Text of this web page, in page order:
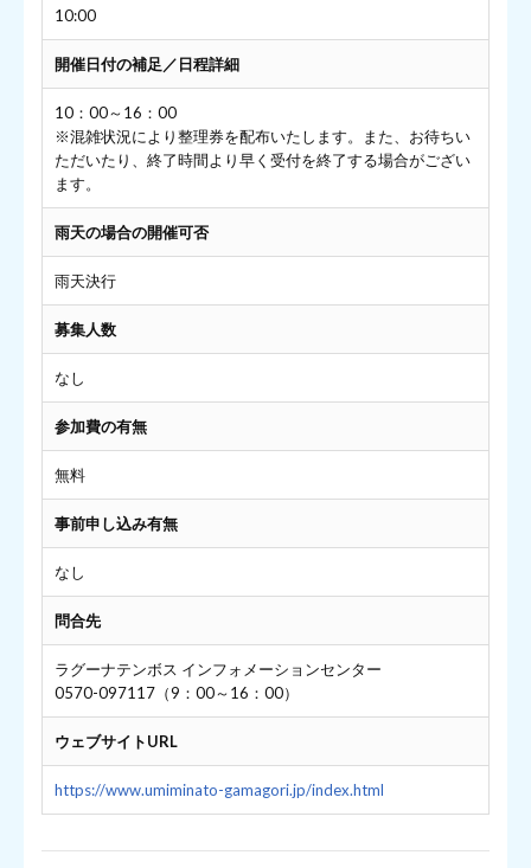
10:00
開催日付の補足／日程詳細
10：00～16：00
※混雑状況により整理券を配布いたします。また、お待ちい
ただいたり、終了時間より早く受付を終了する場合がござい
ます。
雨天の場合の開催可否
雨天決行
募集人数
なし
参加費の有無
無料
事前申し込み有無
なし
問合先
ラグーナテンボス インフォメーションセンター
0570-097117（9：00～16：00）
ウェブサイトURL
https://www.umiminato-gamagori.jp/index.html